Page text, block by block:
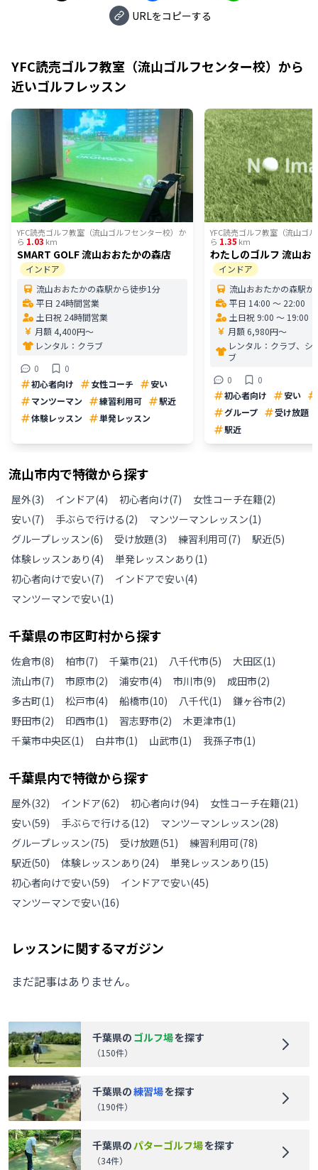
URLをコピーする
YFC読売ゴルフ教室（流山ゴルフセンター校） から
近いゴルフレッスン
YFC読売ゴルフ教室（流山ゴルフセンター校） か
ら 1.03 km
SMART GOLF 流山おおたかの森店
インドア
流山おおたかの森駅から徒歩1分
平日 24時間営業
土日祝 24時間営業
月額 4,400円〜
レンタル： クラブ
0
0
初心者向け
女性コーチ
安い
マンツーマン
練習利用可
駅近
体験レッスン
単発レッスン
YFC読売ゴルフ教室（流山ゴ
ら 1.35 km
わたしのゴルフ 流山お
インドア
流山おおたかの森駅か
平日 14:00 〜 22:00
土日祝 9:00 〜 19:00
月額 6,980円〜
レンタル： クラブ、シ
ブ
0
0
初心者向け
安い
グループ
受け放題
駅近
流山市内で特徴から探す
屋外(3) インドア(4) 初心者向け(7) 女性コーチ在籍(2)
安い(7) 手ぶらで行ける(2) マンツーマンレッスン(1)
グループレッスン(6) 受け放題(3) 練習利用可(7) 駅近(5)
体験レッスンあり (4) 単発レッスンあり (1)
初心者向けで安い(7) インドアで安い(4)
マンツーマンで安い(1)
千葉県の市区町村から探す
佐倉市(8) 柏市(7) 千葉市(21) 八千代市(5) 大田区(1)
流山市(7) 市原市(2) 浦安市(4) 市川市(9) 成田市(2)
多古町(1) 松戸市(4) 船橋市(10) 八千代(1) 鎌ヶ谷市(2)
野田市(2) 印西市(1) 習志野市(2) 木更津市(1)
千葉市中央区(1) 白井市(1) 山武市(1) 我孫子市(1)
千葉県内で特徴から探す
屋外(32) インドア(62) 初心者向け(94) 女性コーチ在籍(21)
安い(59) 手ぶらで行ける(12) マンツーマンレッスン(28)
グループレッスン(75) 受け放題(51) 練習利用可(78)
駅近(50) 体験レッスンあり (24) 単発レッスンあり (15)
初心者向けで安い(59) インドアで安い(45)
マンツーマンで安い(16)
レッスンに関するマガジン
まだ記事はありません。
千葉県の ゴルフ場を探す
（150件）
千葉県の練習場を探す
（190件）
千葉県のパターゴルフ場を探す
（34件）